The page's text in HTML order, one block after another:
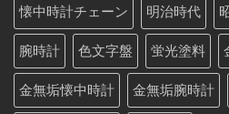
懐中時計チェーン 明治時代
腕時計 色文字盤 蛍光塗料
金無垢懐中時計 金無垢腕時計